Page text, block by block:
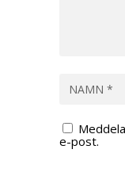
e-post.